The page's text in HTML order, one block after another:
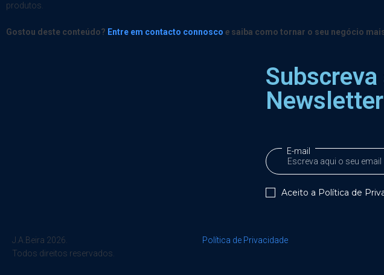
produtos.
Gostou deste conteúdo? Entre em contacto connosco e saiba como tornar o seu negócio
Subscreva
Newsletter
E-mail
Aceito a Política de
J.A.Beira 2026.
Todos direitos reservados.
Política de Privacidade